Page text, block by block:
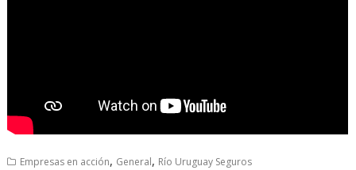
Empresas en acción, General, Río Uruguay Seguros